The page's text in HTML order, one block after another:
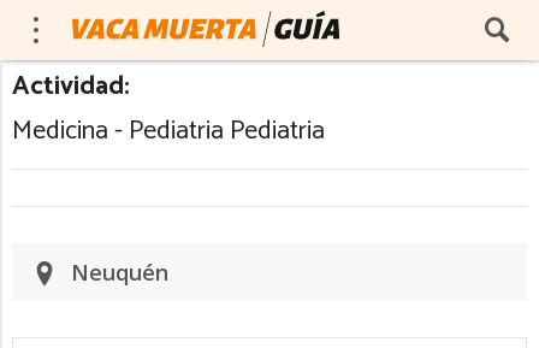
Actividad:
Medicina - Pediatria Pediatria
Neuquén